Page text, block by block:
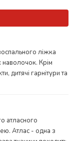
ліжка
наволочок. Крім
дитячі гарнітури та
атласного
Атлас - одна з